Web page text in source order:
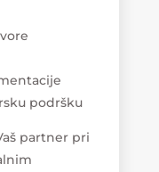
podršku
partner pri